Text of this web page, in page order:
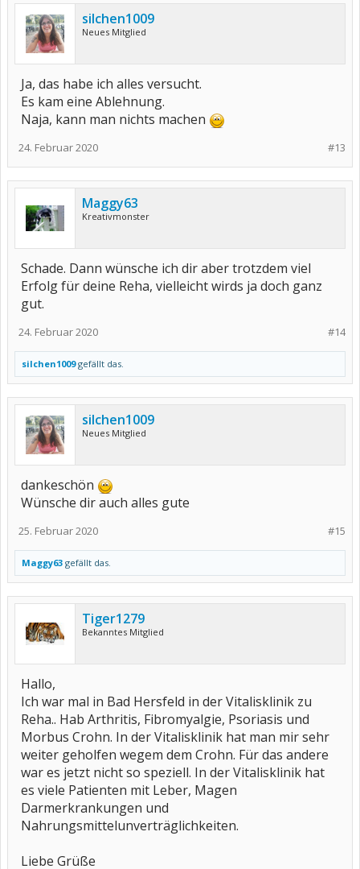
silchen1009
Neues Mitglied
Ja, das habe ich alles versucht.
Es kam eine Ablehnung.
Naja, kann man nichts machen
#13
24. Februar 2020
Maggy63
Kreativmonster
Schade. Dann wünsche ich dir aber trotzdem viel
Erfolg für deine Reha, vielleicht wirds ja doch ganz
gut.
#14
24. Februar 2020
silchen1009gefällt das.
silchen1009
Neues Mitglied
dankeschön
Wünsche dir auch alles gute
#15
25. Februar 2020
Maggy63 gefällt das.
Tiger1279
Bekanntes Mitglied
Hallo,
Ich war mal in Bad Hersfeld in der Vitalisklinik zu
Reha.. Hab Arthritis, Fibromyalgie, Psoriasis und
Morbus Crohn. In der Vitalisklinik hat man mir sehr
weiter geholfen wegem dem Crohn. Für das andere
war es jetzt nicht so speziell. In der Vitalisklinik hat
es viele Patienten mit Leber, Magen
Darmerkrankungen und
Nahrungsmittelunverträglichkeiten.
Liebe Grüße